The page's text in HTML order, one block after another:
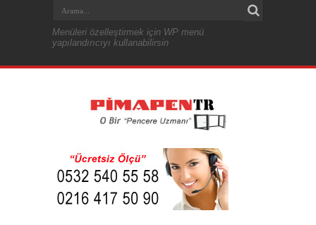
Menüleri özelleştirmek için WP menü
yapılandırıcıyı kullanabilirsin